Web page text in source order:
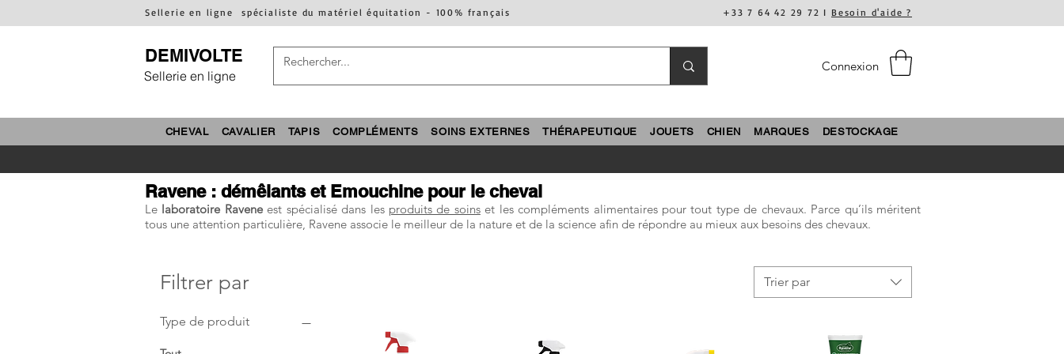
Sellerie en ligne spécialiste du matériel équitation - 100% français +33 7 64 42 29 72 I Besoin d'aide ?
DEMIVOLTE
Sellerie en ligne
Connexion
CHEVAL CAVALIER TAPIS COMPLÉMENTS SOINS EXTERNES THÉRAPEUTIQUE JOUETS CHIEN MARQUES DESTOCKAGE
Ravene : démêlants et Emouchine pour le cheval
Le laboratoire Raveneest spécialisé dans les produits de soinset les compléments alimentaires pour tout type de chevaux. Parce qu’ils méritent
tous une attention particulière, Ravene associe le meilleur de la nature et de la science afin de répondre au mieux aux besoins des chevaux.
Filtrer par
Type de produit
Trier par